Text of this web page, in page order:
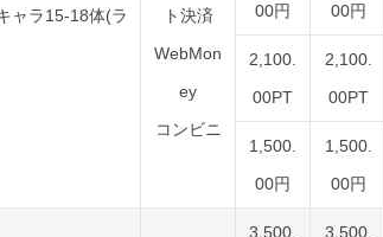
ャラ15-18体(ラ
ト決済
WebMon
ey
コンビニ
00円
00円
2,100.
00PT
2,100.
00PT
1,500.
00円
1,500.
00円
3,500.
3,500.